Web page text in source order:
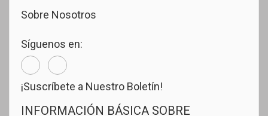
Sobre Nosotros
Síguenos en:
¡Suscríbete a Nuestro Boletín!
INFORMACIÓN BÁSICA SOBRE